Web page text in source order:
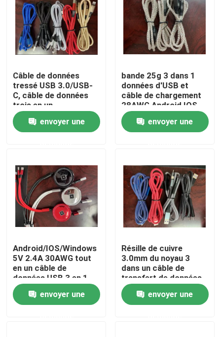
Maison
Produits
Vidéos
Visite d'usine
Contrôle de qualité
Demandez une citation
Vêtements de mode usagés
Câble de données
tressé USB 3.0/USB-
C, câble de données
trois en un,
compatibilité Android
IOS Windowsenvoyer une
bande 25g 3 dans 1
données d'USB et
câble de chargement
28AWG Android IOS
Windows
envoyer une
Android/IOS/Windows
5V 2.4A 30AWG tout
en un câble de
données USB 3 en 1
envoyer une
Résille de cuivre
3.0mm du noyau 3
dans un câble de
transfert de données
rapide en nylon tressé
envoyer une